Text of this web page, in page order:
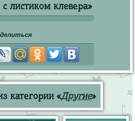
листиком клевера»
категории «Другие»